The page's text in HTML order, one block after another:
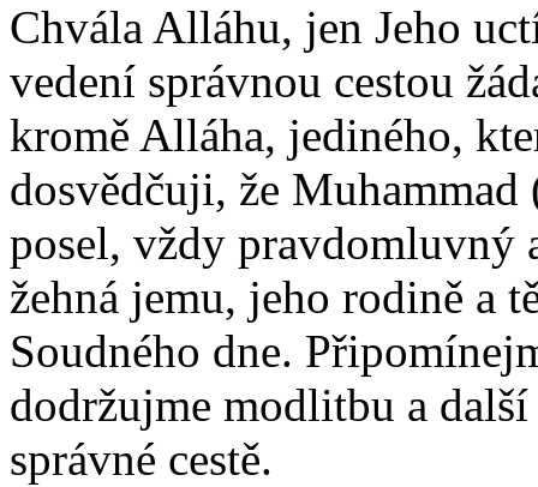
Chvála Alláhu, jen Jeho
vedení správnou cestou
kromě Alláha, jediného,
dosvědčuji, že
posel, vždy
žehná jemu, jeho rodině a
Soudného dne.
dodržujme modlitbu a
správné cestě.